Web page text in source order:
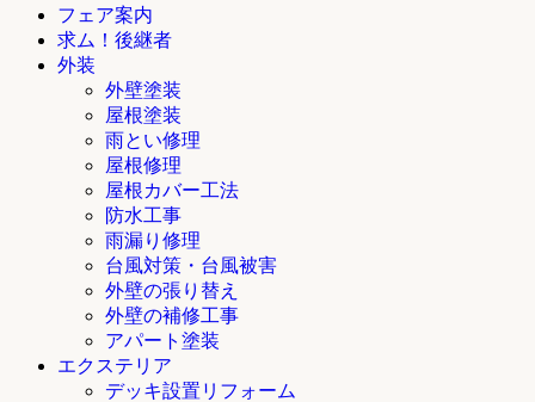
フェア案内
求ム！後継者
外装
外壁塗装
屋根塗装
雨とい修理
屋根修理
屋根カバー工法
防水工事
雨漏り修理
台風対策・台風被害
外壁の張り替え
外壁の補修工事
アパート塗装
エクステリア
デッキ設置リフォーム